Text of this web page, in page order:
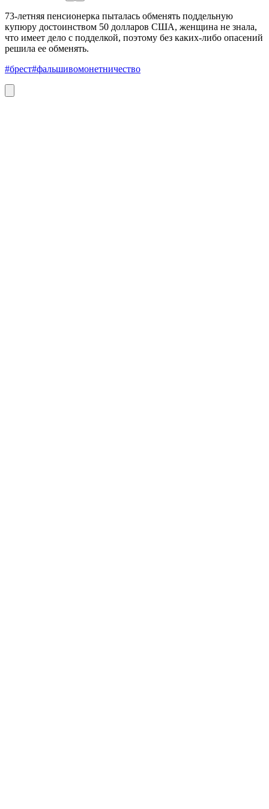
73-летняя пенсионерка пыталась обменять поддельную
купюру достоинством 50 долларов США, женщина не знала,
что имеет дело с подделкой, поэтому без каких-либо опасений
решила ее обменять.
#брест#фальшивомонетничество